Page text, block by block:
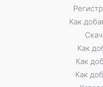
Как
Как
Как
Как